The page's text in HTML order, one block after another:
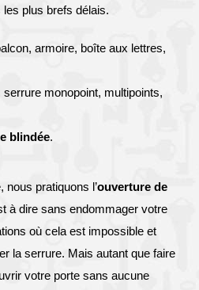
plus brefs délais.
armoire, boîte aux lettres,
serrure monopoint, multipoints,
blindée.
nous pratiquons l’ouverture de
à dire sans endommager votre
où cela est impossible et
la serrure. Mais autant que faire
votre porte sans aucune